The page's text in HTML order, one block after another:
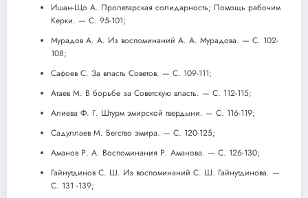
Ишан-Що А. Пролетарская солидарность; Помощь рабочим
Керки. — С. 95-101;
Мурадов А. А. Из воспоминаний А. А. Мурадова. — С. 102-
108;
Сафоев С. За власть Советов. — С. 109-111;
Атаев М. В борьбе за Советскую власть. — С. 112-115;
Алиева Ф. Г. Штурм эмирской твердыни. — С. 116-119;
Садуллаев М. Бегство эмира. — С. 120-125;
Аманов Р. А. Воспоминания Р. Аманова. — С. 126-130;
Гайнутдинов С. Ш. Из воспоминаний С. Ш. Гайнутдинова. —
С. 131 -139;